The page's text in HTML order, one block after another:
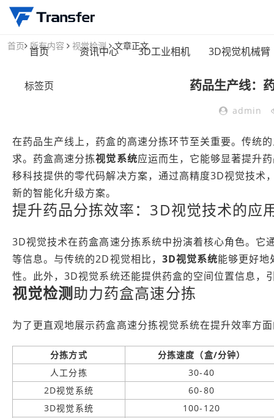
首页 资讯中心 3D工业相机 3D视觉机械臂
标签页
首页 所有内容 视觉检测 文章正文
药品生产线：
admin
在药品生产线上，药盒的高速分拣环节至关重要。传统
求。药盒高速分拣视觉系统应运而生，它能够显著提升
移科技提供的零代码解决方案，通过高精度3D视觉技
新的智能化升级方案。
提升药品分拣效率：3D视觉技术的应
3D视觉技术在药盒高速分拣系统中扮演着核心角色。
等信息。与传统的2D视觉相比， 3D视觉系统能够更好地
性。此外，3D视觉系统还能提供药盒的空间位置信息，
视觉检测助力药盒高速分拣
为了更直观地展示药盒高速分拣视觉系统在提升效率方
分拣方式
分拣速度（盒/分钟）
人工分拣
30-40
2D视觉系统
60-80
3D视觉系统
100-120